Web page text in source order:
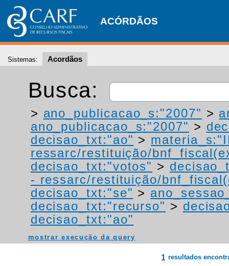
ACÓRDÃOS
Sistemas: Acordãos
Busca:
> ano_publicacao_s:"2007" >
ano_publicacao_s:"2007" >
decisao_txt:"ao" >
ressarc/restituição/
decisao_txt:"votos" >
- ressarc/restituição/
decisao_txt:"se" >
decisao_txt:"recurso" >
decisao_txt:"ao"
mostrar execução da query
1 resultados